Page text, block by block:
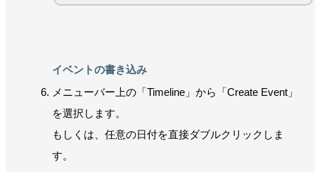
イベントの書き込み
メニューバー上の「Timeline」から「Create Event」
を選択します。
もしくは、任意の日付を直接ダブルクリックしま
す。